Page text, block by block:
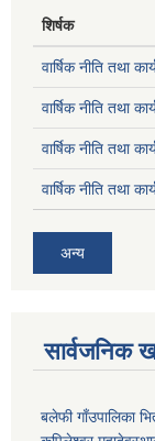
शिर्षक
वार्षिक नीति तथा
वार्षिक नीति तथा
वार्षिक नीति तथा
वार्षिक नीति तथा
अन्य
सार्वजनिक
बलेफी गाँउपालिका